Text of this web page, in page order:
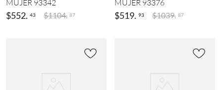
MUJER 93342
$552. 43 $1104. 87
MUJER 93376
$519. 93 $1039. 87